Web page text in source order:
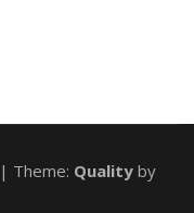
| Theme: Qualityby